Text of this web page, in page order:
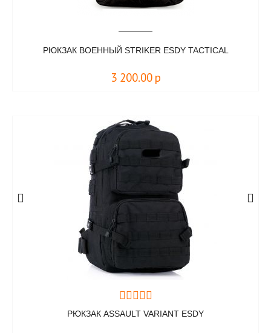
РЮКЗАК ВОЕННЫЙ STRIKER ESDY TACTICAL
3 200.00 р
РЮКЗАК ASSAULT VARIANT ESDY